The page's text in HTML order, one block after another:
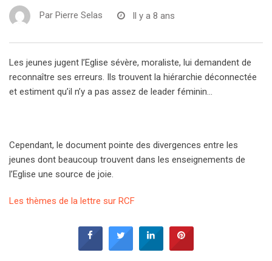
Par Pierre Selas Il y a 8 ans
Les jeunes jugent l’Eglise sévère, moraliste, lui demandent de
reconnaître ses erreurs. Ils trouvent la hiérarchie déconnectée
et estiment qu’il n’y a pas assez de leader féminin…
Cependant, le document pointe des divergences entre les
jeunes dont beaucoup trouvent dans les enseignements de
l’Eglise une source de joie.
Les thèmes de la lettre sur RCF